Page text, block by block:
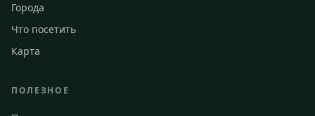
Города
Что посетить
Карта
ПОЛЕЗНОЕ